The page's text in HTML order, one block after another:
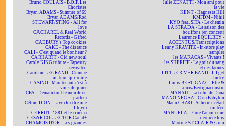
Bruno COULAIS - B.O.F. Les
Choristes
Bryan ADAMS - Summer of 69
Bryan ADAMS/Rod
STEWART/STING - All for
love
CACHAREL & Real World
Records - Gifted
CADBURY's Top cookies
CAKE - The distance
CALI - C'est quand le bonheur ?
CARHARTT - Old new soul
Carole KING tribute - Tapestry
revisited
Caroline LEGRAND - Comme
un train qui roule
CASINO - Maintenant c'est à
vous de jouer
CBS - Demain tout le monde en
parlera
Céline DION - Live (for the one
I love)
CERRUTI 1881 et le cinéma
CESAR COLLECTOR Canal+
CHAMOIS D'OR - Les grandes
Julie ZENATTI - Mon ami pour
la vie
KENT - Hagnesta Hill
KMFDM - Nihil
KYO feat. SITA - Le chemin
LA STRADA - La saison des
bouffons (en concert)
Laurence EQUILBEY -
ACCENTUS/Transcriptions
Lenny KRAVITZ - In-store play
sampler
les MARACAS - Vivants !
les SHERIFF - Le goût du sang
et des larmes
LITTLE RIVER BAND - If I get
lucky
Louis BERTIGNAC - Elle &
Louis/Bertignacoustic
MANAU - La tribu de Dana
MANO NEGRA - Casa Babylon
Manu CHAO - Si berie m'était
contéee
MANUELA - Faire l'amour une
dernière fois
Martine ST-CLAIR & Gino